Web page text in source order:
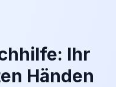
Ihr
Händen